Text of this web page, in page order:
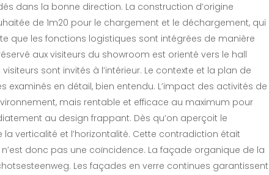
dans la bonne direction. La construction d’origine
de 1m20 pour le chargement et le déchargement, qui
que les fonctions logistiques sont intégrées de manière
aux visiteurs du showroom est orienté vers le hall
sont invités à l’intérieur. Le contexte et la plan de
en détail, bien entendu. L’impact des activités de
mais rentable et efficace au maximum pour
au design frappant. Dès qu’on aperçoit le
verticalité et l’horizontalité. Cette contradiction était
donc pas une coïncidence. La façade organique de la
Les façades en verre continues garantissent